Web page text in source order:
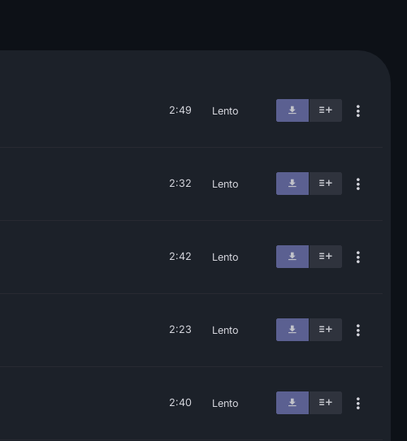
2:49 Lento
2:32 Lento
2:42 Lento
2:23 Lento
2:40 Lento